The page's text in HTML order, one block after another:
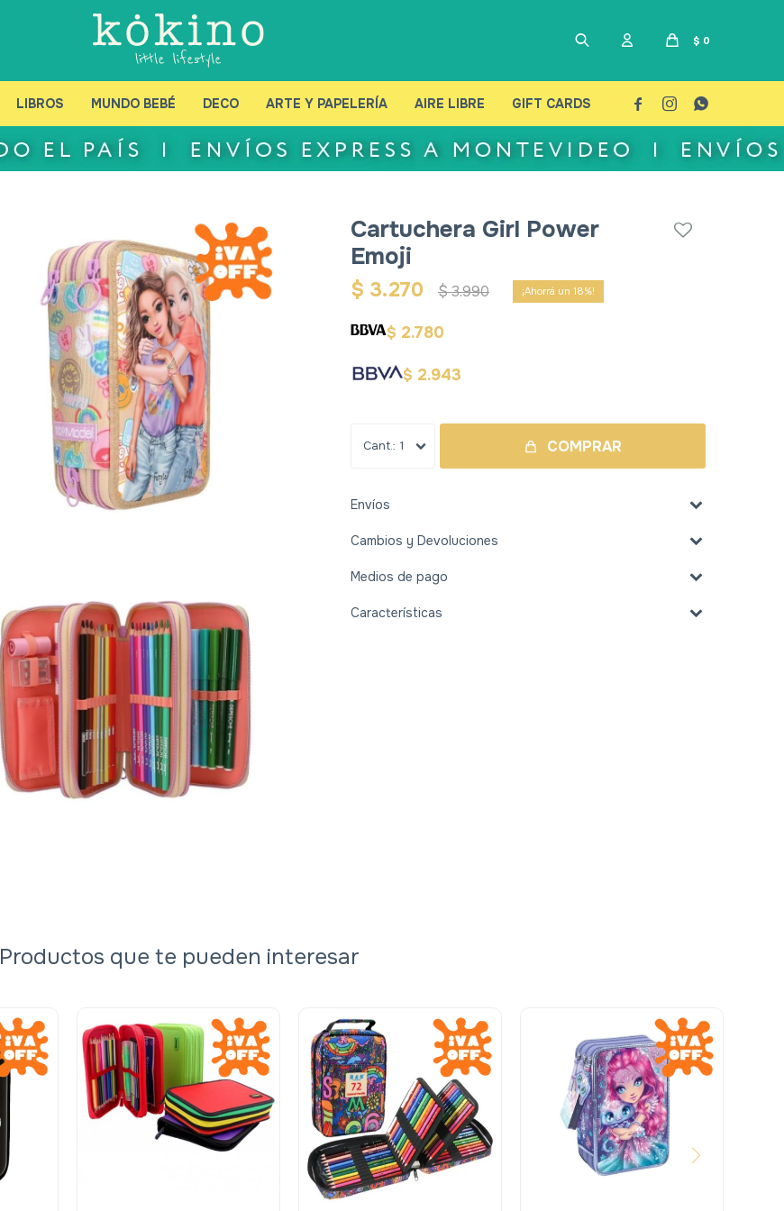
LIBROS MUNDO BEBÉ DECO ARTE Y PAPELERÍA AIRE LIBRE GIFT CARDS
$ 0
  
Cartuchera Girl Power
Emoji
$ 3.270 $3.990 18
$ 2.780
$ 2.943
1 COMPRAR
Envíos
Cambios y Devoluciones
Medios de pago
Características
Productos que te pueden interesar